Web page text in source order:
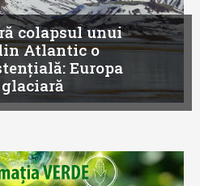
colapsul unui
Atlantic o
Europa